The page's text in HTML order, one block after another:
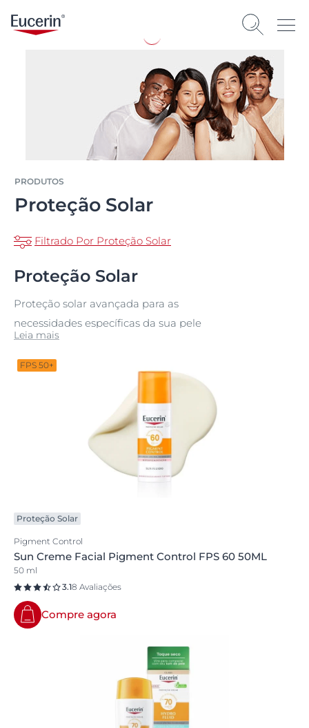
PRODUTOS
Proteção Solar
Filtrado Por Proteção Solar
Proteção Solar
Proteção solar avançada para as
necessidades específicas da sua pele
Leia mais
FPS 50+
Proteção Solar
Pigment Control
Sun Creme Facial Pigment Control FPS 60 50ML
50 ml
3.18 Avaliações
Compre agora